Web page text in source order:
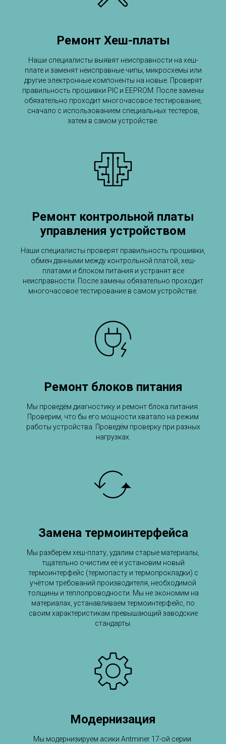
Ремонт Хеш-платы
Наши специалисты выявят неисправности на хеш-
плате и заменят неисправные чипы, микросхемы или
другие электронные компоненты на новые. Проверят
правильность прошивки PIC и EEPROM. После замены
обязательно проходит многочасовое тестирование,
сначало с использованием специальных тестеров,
затем в самом устройстве.
Ремонт контрольной платы
управления устройством
Наши специалисты проверят правильность прошивки,
обмен данными между контрольной платой, хеш-
платами и блоком питания и устранят все
неисправности. После замены обязательно проходит
многочасовое тестирование в самом устройстве.
Ремонт блоков питания
Мы проведём диагностику и ремонт блока питания.
Проверим, что бы его мощности хватало на режим
работы устройства. Проведём проверку при разных
нагрузках.
Замена термоинтерфейса
Мы разберём хеш-плату, удалим старые материалы,
тщательно очистим её и установим новый
термоинтерфейс (термопасту и термопрокладки) с
учётом требований производителя, необходимой
толщины и теплопроводности. Мы не экономим на
материалах, устанавливаем термоинтерфейс, по
своим характеристикам превышающий заводские
стандарты.
Модернизация
Мы модернизируем асики Antminer 17-ой серии.